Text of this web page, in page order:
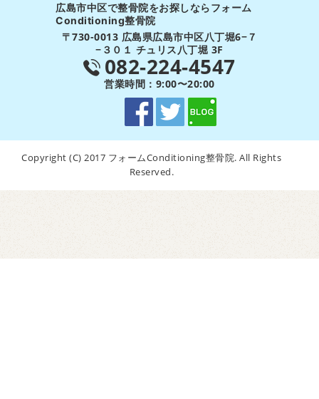
広島市中区で整骨院をお探しならフォーム
Conditioning整骨院
〒730-0013 広島県広島市中区八丁堀6−７
−３０１ チュリス八丁堀 3F
082-224-4547
営業時間：9:00〜20:00
Copyright (C) 2017 フォームConditioning整骨院. All Rights
Reserved.